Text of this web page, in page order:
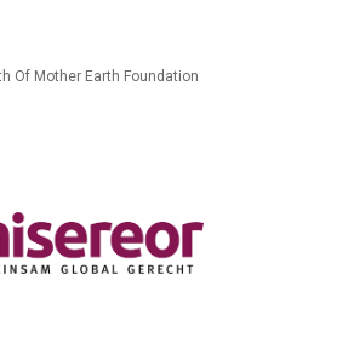
Of Mother Earth Foundation